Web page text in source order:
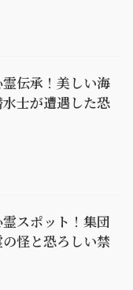
伝承！美しい海
士が遭遇した恐
スポット！集団
怪と恐ろしい禁